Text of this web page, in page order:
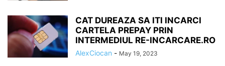
CAT DUREAZA SA ITI INCARCI
CARTELA PREPAY PRIN
INTERMEDIUL RE-INCARCARE.RO
AlexCiocan - May 19, 2023